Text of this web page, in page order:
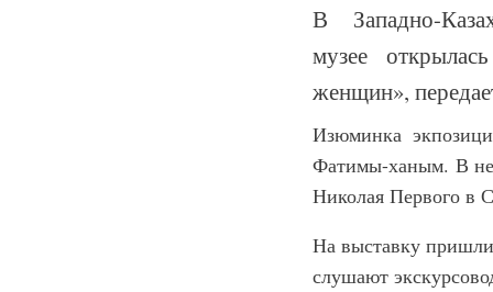
В Западно-
музее
женщин»,
Изюминка
Фатимы-ханым. В
Николая Первого в
На выставку
слушают